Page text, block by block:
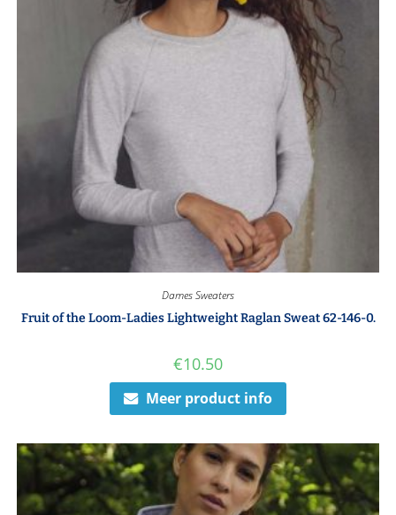
Dames Sweaters
Fruit of the Loom-Ladies Lightweight Raglan Sweat 62-146-0.
€10.50
Meer product info